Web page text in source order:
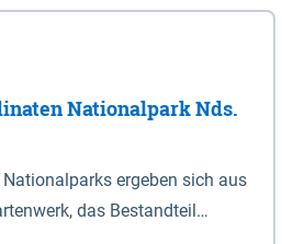
Nationalpark Nds.
Nationalparks ergeben sich aus
das Bestandteil